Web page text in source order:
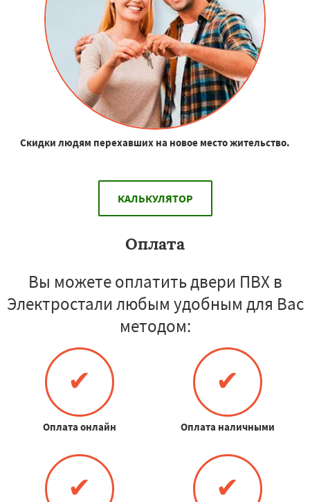
Скидки людям перехавших на новое место жительство.
КАЛЬКУЛЯТОР
Оплата
Вы можете оплатить двери ПВХ в
Электростали любым удобным для Вас
методом:
✔
Оплата онлайн
✔
Оплата наличными
✔ ✔